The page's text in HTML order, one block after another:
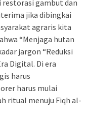
restorasi gambut dan
jika dibingkai
agraris kita
“Menjaga hutan
jargon “Reduksi
Digital. Di era
harus
harus mulai
ritual menuju Fiqh al-